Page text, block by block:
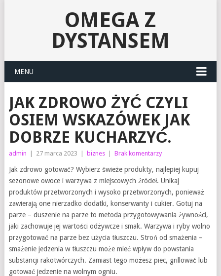
OMEGA Z
DYSTANSEM
MENU
JAK ZDROWO ŻYĆ CZYLI
OSIEM WSKAZÓWEK JAK
DOBRZE KUCHARZYĆ.
admin 27 marca 2023 biznes Brak komentarzy
Jak zdrowo gotować? Wybierz świeże produkty, najlepiej kupuj
sezonowe owoce i warzywa z miejscowych źródeł. Unikaj
produktów przetworzonych i wysoko przetworzonych, ponieważ
zawierają one nierzadko dodatki, konserwanty i cukier. Gotuj na
parze – duszenie na parze to metoda przygotowywania żywności,
jaki zachowuje jej wartości odżywcze i smak. Warzywa i ryby wolno
przygotować na parze bez użycia tłuszczu. Stroń od smażenia –
smażenie jedzenia w tłuszczu może mieć wpływ do powstania
substancji rakotwórczych. Zamiast tego możesz piec, grillować lub
gotować jedzenie na wolnym ogniu.